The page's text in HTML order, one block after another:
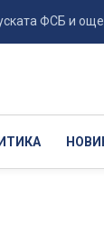
и още 102